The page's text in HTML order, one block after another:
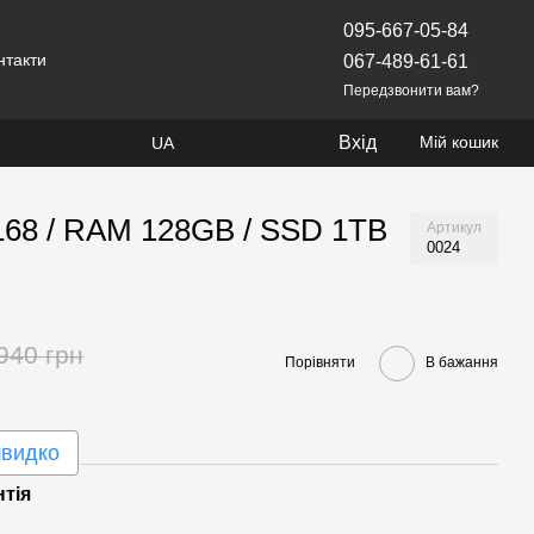
095-667-05-84
067-489-61-61
Передзвонити вам?
UA Вхід Мій кошик
/ RAM 128GB / SSD 1TB
Артикул
0024
грн Порівняти В бажання